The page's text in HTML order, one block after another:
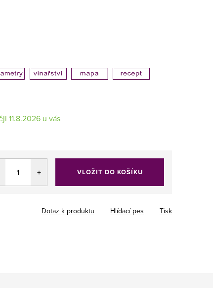
11.8.2026
VLOŽIT DO KOŠÍKU
Tisk
Dotaz k produktu Hlídací pes